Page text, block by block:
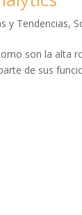
y Tendencias,
son la alta
de sus